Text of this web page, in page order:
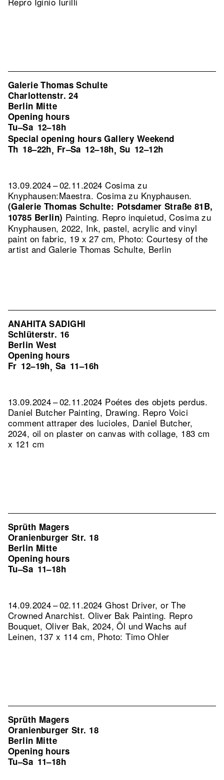
Galerie Thomas Schulte
Charlottenstr. 24
Berlin Mitte
Opening hours
Tu–Sa 12–18h
Special opening hours Gallery Weekend
Th 18–22h, Fr–Sa 12–18h, Su 12–12h
13.09.2024 – 02.11.2024 Cosima zu
Knyphausen:Maestra. Cosima zu Knyphausen.
(Galerie Thomas Schulte: Potsdamer Straße 81B,
10785 Berlin) Painting. Repro inquietud, Cosima zu
Knyphausen, 2022, Ink, pastel, acrylic and vinyl
paint on fabric, 19 x 27 cm, Photo: Courtesy of the
artist and Galerie Thomas Schulte, Berlin
ANAHITA SADIGHI
Schlüterstr. 16
Berlin West
Opening hours
Fr 12–19h, Sa 11–16h
13.09.2024 – 02.11.2024 Poétes des objets perdus.
Daniel Butcher Painting, Drawing. Repro Voici
comment attraper des lucioles, Daniel Butcher,
2024, oil on plaster on canvas with collage, 183 cm
x 121 cm
Sprüth Magers
Oranienburger Str. 18
Berlin Mitte
Opening hours
Tu–Sa 11–18h
14.09.2024 – 02.11.2024 Ghost Driver, or The
Crowned Anarchist. Oliver Bak Painting. Repro
Bouquet, Oliver Bak, 2024, Öl und Wachs auf
Leinen, 137 x 114 cm, Photo: Timo Ohler
Sprüth Magers
Oranienburger Str. 18
Berlin Mitte
Opening hours
Tu–Sa 11–18h